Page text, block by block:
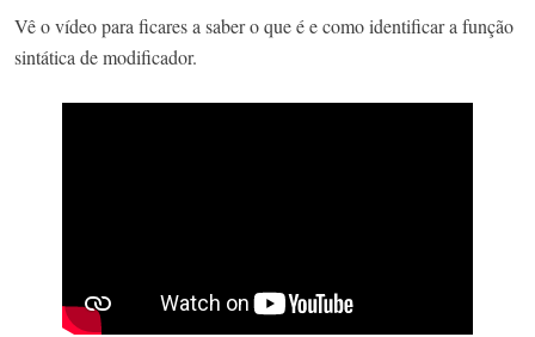
Vê o vídeo para ficares a saber o que é e como identificar a função
sintática de modificador.